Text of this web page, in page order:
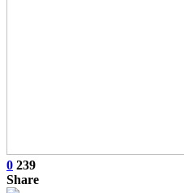
0 239
Share